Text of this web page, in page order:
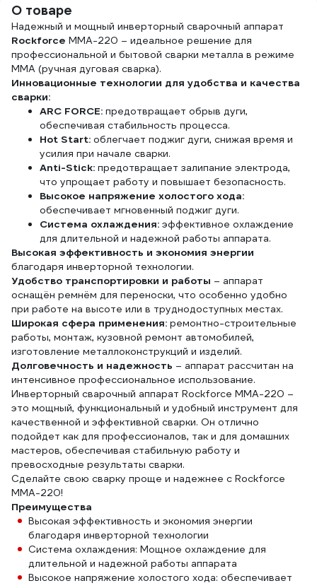
О товаре
Надежный и мощный инверторный сварочный аппарат
Rockforce MMA-220 – идеальное решение для
профессиональной и бытовой сварки металла в режиме
MMA (ручная дуговая сварка).
Инновационные технологии для удобства и качества
сварки:
ARC FORCE: предотвращает обрыв дуги,
обеспечивая стабильность процесса.
Hot Start: облегчает поджиг дуги, снижая время и
усилия при начале сварки.
Anti-Stick: предотвращает залипание электрода,
что упрощает работу и повышает безопасность.
Высокое напряжение холостого хода:
обеспечивает мгновенный поджиг дуги.
Система охлаждения: эффективное охлаждение
для длительной и надежной работы аппарата.
Высокая эффективность и экономия энергии
благодаря инверторной технологии.
Удобство транспортировки и работы – аппарат
оснащён ремнём для переноски, что особенно удобно
при работе на высоте или в труднодоступных местах.
Широкая сфера применения: ремонтно-строительные
работы, монтаж, кузовной ремонт автомобилей,
изготовление металлоконструкций и изделий.
Долговечность и надежность – аппарат рассчитан на
интенсивное профессиональное использование.
Инверторный сварочный аппарат Rockforce MMA-220 –
это мощный, функциональный и удобный инструмент для
качественной и эффективной сварки. Он отлично
подойдет как для профессионалов, так и для домашних
мастеров, обеспечивая стабильную работу и
превосходные результаты сварки.
Сделайте свою сварку проще и надежнее с Rockforce
MMA-220!
Преимущества
Высокая эффективность и экономия энергии
благодаря инверторной технологии
Система охлаждения: Мощное охлаждение для
длительной и надежной работы аппарата
Высокое напряжение холостого хода: обеспечивает